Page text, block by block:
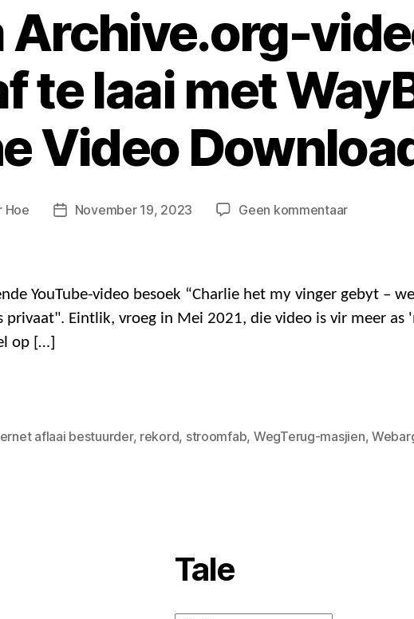
Archive.org-
te laai met
Video
Hoe Posdatum
November 19, 2023 Geen kommentaaraan
video's
GRATIS
af
Video
YouTube-video besoek “Charlie het my vinger gebyt –
Eintlik, vroeg in Mei 2021, die video is vir meer as
op […]
aflaai bestuurder, rekord, stroomfab, WegTerug-masjien,
Tale